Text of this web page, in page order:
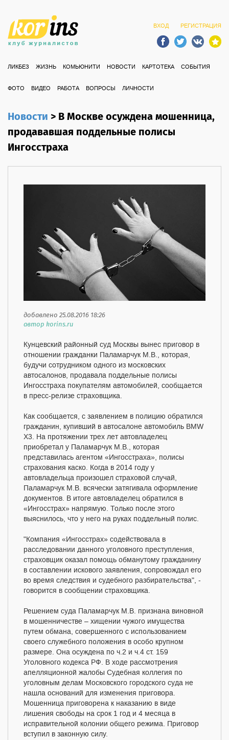
ВХОД РЕГИСТРАЦИЯ
ЛИКБЕЗ ЖИЗНЬ КОМЬЮНИТИ НОВОСТИ КАРТОТЕКА СОБЫТИЯ
ФОТО ВИДЕО РАБОТА ВОПРОСЫ ЛИЧНОСТИ
Новости>В Москве осуждена мошенница,
продававшая поддельные полисы
Ингосстраха
добавлено 25.08.2016 18:26
автор korins.ru
Кунцевский районный суд Москвы вынес приговор в
отношении гражданки Паламарчук М.В., которая,
будучи сотрудником одного из московских
автосалонов, продавала поддельные полисы
Ингосстраха покупателям автомобилей, сообщается
в пресс-релизе страховщика.
Как сообщается, с заявлением в полицию обратился
гражданин, купивший в автосалоне автомобиль BMW
Х3. На протяжении трех лет автовладелец
приобретал у Паламарчук М.В., которая
представилась агентом «Ингосстраха», полисы
страхования каско. Когда в 2014 году у
автовладельца произошел страховой случай,
Паламарчук М.В. всячески затягивала оформление
документов. В итоге автовладелец обратился в
«Ингосстрах» напрямую. Только после этого
выяснилось, что у него на руках поддельный полис.
"Компания «Ингосстрах» содействовала в
расследовании данного уголовного преступления,
страховщик оказал помощь обманутому гражданину
в составлении искового заявления, сопровождал его
во время следствия и судебного разбирательства", -
говорится в сообщении страховщика.
Решением суда Паламарчук М.В. признана виновной
в мошенничестве – хищении чужого имущества
путем обмана, совершенного с использованием
своего служебного положения в особо крупном
размере. Она осуждена по ч.2 и ч.4 ст. 159
Уголовного кодекса РФ. В ходе рассмотрения
апелляционной жалобы Судебная коллегия по
уголовным делам Московского городского суда не
нашла оснований для изменения приговора.
Мошенница приговорена к наказанию в виде
лишения свободы на срок 1 год и 4 месяца в
исправительной колонии общего режима. Приговор
вступил в законную силу.